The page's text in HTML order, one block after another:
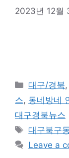
2023년 12월
대구/경북
스, 동네방네
대구경북뉴스
Tags
대구북구
Leave a